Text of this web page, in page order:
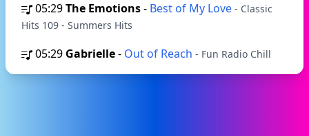
05:29The Emotions- Best of My Love - Classic
Hits 109 - Summers Hits
05:29 Gabrielle- Out of Reach - Fun Radio Chill